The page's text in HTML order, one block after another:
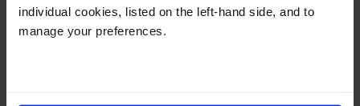
individual cookies, listed on the left-hand side, and to
manage your preferences.